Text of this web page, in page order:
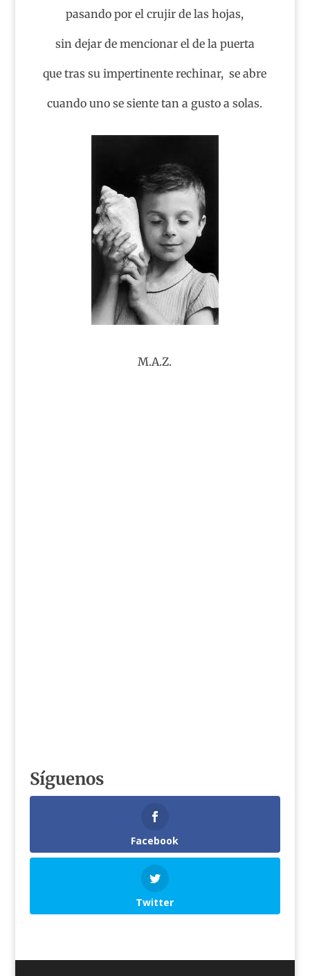
pasando por el crujir de las hojas,
sin dejar de mencionar el de la puerta
que tras su impertinente rechinar, se abre
cuando uno se siente tan a gusto a solas.
M.A.Z.
Síguenos
Facebook
Twitter